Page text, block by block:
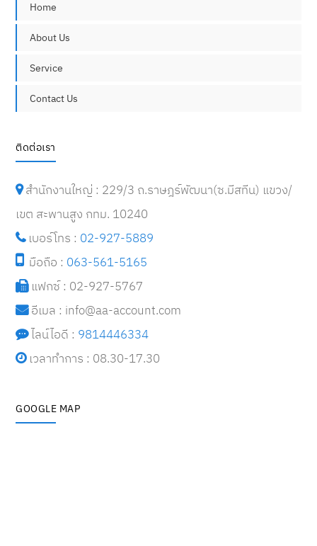
Home
About Us
Service
Contact Us
ติดต่อเรา
สำนักงานใหญ่ : 229/3 ถ.ราษฎร์พัฒนา(ซ.มีสทีน) แขวง/
เขต สะพานสูง กทม. 10240
เบอร์โทร : 02-927-5889
มือถือ : 063-561-5165
แฟกซ์ : 02-927-5767
อีเมล : info@aa-account.com
ไลน์ไอดี : 9814446334
เวลาทำการ : 08.30-17.30
GOOGLE MAP